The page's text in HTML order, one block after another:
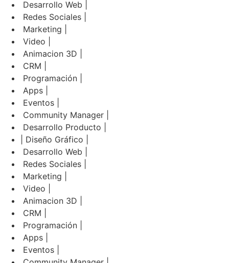
Desarrollo Web |
Redes Sociales |
Marketing |
Video |
Animacion 3D |
CRM |
Programación |
Apps |
Eventos |
Community Manager |
Desarrollo Producto |
| Diseño Gráfico |
Desarrollo Web |
Redes Sociales |
Marketing |
Video |
Animacion 3D |
CRM |
Programación |
Apps |
Eventos |